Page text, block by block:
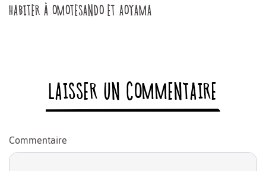
HABITER À OMOTESANDO ET AOYAMA
LAISSER UN COMMENTAIRE
Commentaire